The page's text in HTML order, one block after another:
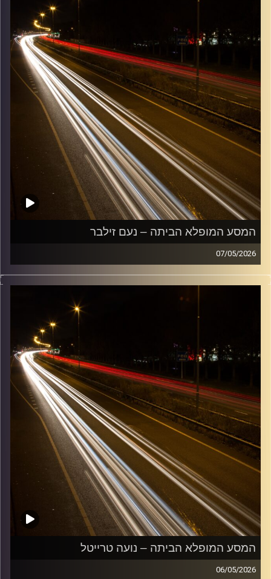
המסע המופלא הביתה – נעם זילבר
07/05/2026
מוזיקה שתלווה אותנו אחרי יום עבודה ארוך ותחזיר אותנו
הביתה בשלום עם נעם זילבר
קרדיט תמונות:
המסע המופלא הביתה – נועה טרייטל
06/05/2026